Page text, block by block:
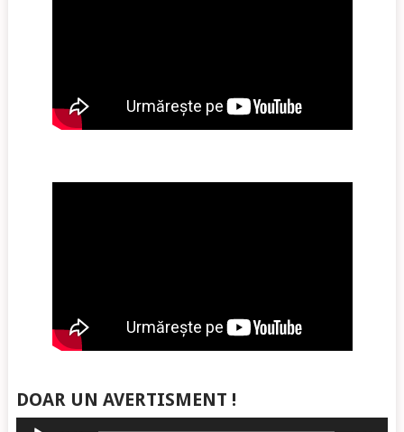
DOAR UN AVERTISMENT !
Player